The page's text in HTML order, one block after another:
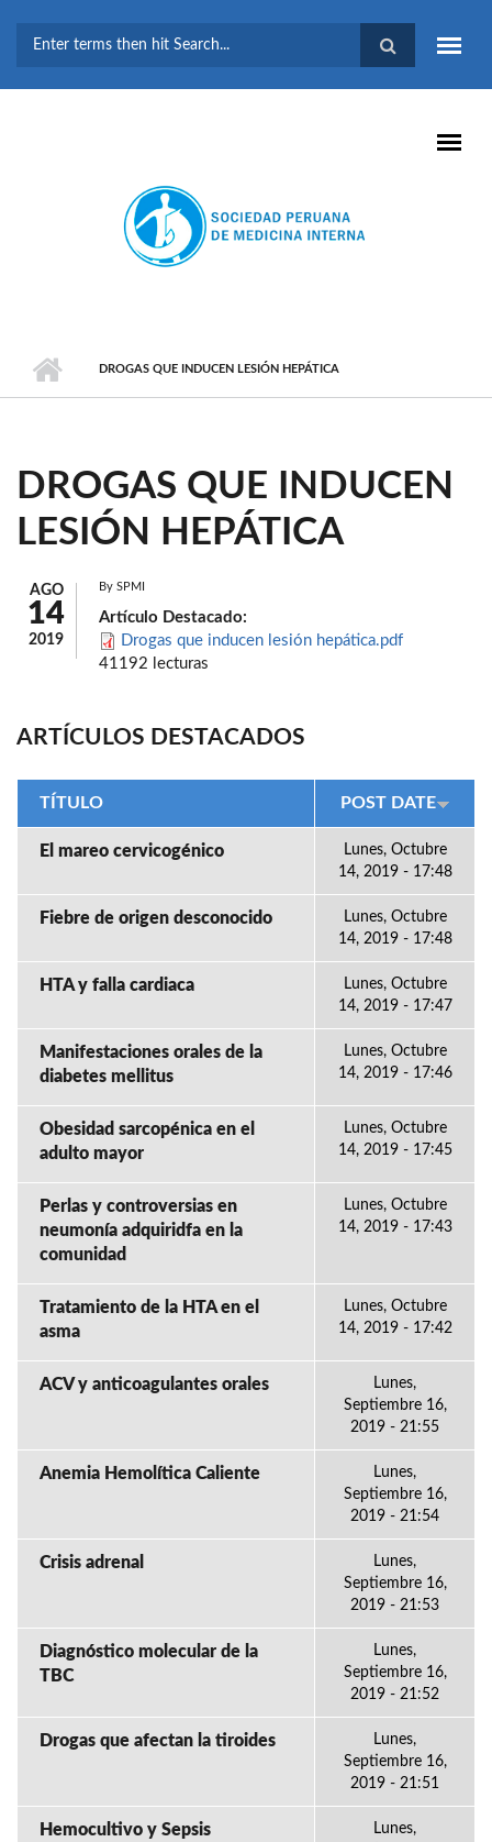
BÚSQUEDA
DROGAS QUE INDUCEN LESIÓN HEPÁTICA
DROGAS QUE INDUCEN
LESIÓN HEPÁTICA
AGO
14
2019
By SPMI
Artículo Destacado:
Drogas que inducen lesión hepática.pdf
41192 lecturas
ARTÍCULOS DESTACADOS
TÍTULO POST DATE
El mareo cervicogénico
Lunes, Octubre
14, 2019 - 17:48
Fiebre de origen desconocido
Lunes, Octubre
14, 2019 - 17:48
HTA y falla cardiaca
Lunes, Octubre
14, 2019 - 17:47
Manifestaciones orales de la
diabetes mellitus
Lunes, Octubre
14, 2019 - 17:46
Obesidad sarcopénica en el
adulto mayor
Lunes, Octubre
14, 2019 - 17:45
Perlas y controversias en
neumonía adquiridfa en la
comunidad
Lunes, Octubre
14, 2019 - 17:43
Tratamiento de la HTA en el
asma
Lunes, Octubre
14, 2019 - 17:42
ACV y anticoagulantes orales
Lunes,
Septiembre 16,
2019 - 21:55
Anemia Hemolítica Caliente
Lunes,
Septiembre 16,
2019 - 21:54
Crisis adrenal
Lunes,
Septiembre 16,
2019 - 21:53
Diagnóstico molecular de la
TBC
Lunes,
Septiembre 16,
2019 - 21:52
Drogas que afectan la tiroides
Lunes,
Septiembre 16,
2019 - 21:51
Hemocultivo y Sepsis
Lunes,